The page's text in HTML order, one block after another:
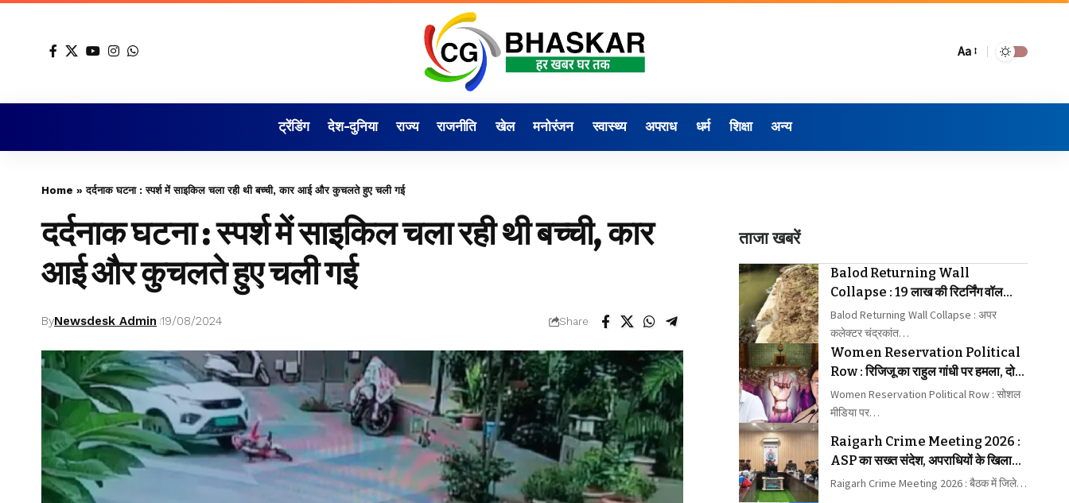
Aa
ट्रेंडिंग देश-दुनिया राज्य राजनीति खेल मनोरंजन स्वास्थ्य अपराध धर्म शिक्षा अन्य
Home »दर्दनाक घटना : स्पर्श में साइकिल चला रही थी बच्ची, कार आई और कुचलते हुए चली गई
दर्दनाक घटना : स्पर्श में साइकिल चला रही थी बच्ची, कार
आई और कुचलते हुए चली गई
ByNewsdesk Admin 19/08/2024 Share
ताजा खबरें
Balod Returning Wall
Collapse : 19 लाख की रिटर्निंग वॉल
निर्माण में गड़बड़ी का आरोप लगाया
Balod Returning Wall Collapse : अपर
कलेक्टर चंद्रकांत…
Women Reservation Political
Row : रिजिजू का राहुल गांधी पर हमला, दोनों
के बीच छिड़ा वार-पलटवार
Women Reservation Political Row : सोशल
मीडिया पर…
Raigarh Crime Meeting 2026 :
ASP का सख्त संदेश, अपराधियों के खिलाफ
कार्रवाई में न बरतें ढिलाई
Raigarh Crime Meeting 2026 : बैठक में जिले…